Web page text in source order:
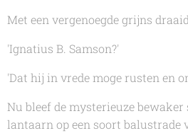
Met een vergenoegde grijns
'Ignatius B. Samson?'
'Dat hij in vrede moge rusten en
Nu bleef de mysterieuze bewaker
lantaarn op een soort balustrade